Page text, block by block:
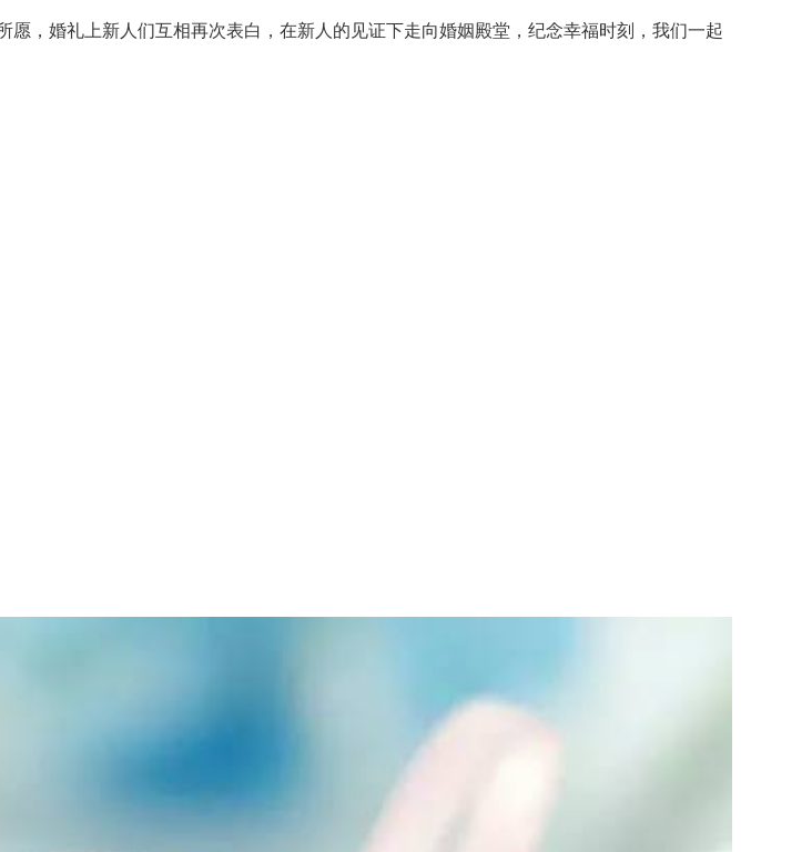
，婚礼上新人们互相再次表白，在新人的见证下走向婚姻殿堂，纪念幸福时刻，我们一起